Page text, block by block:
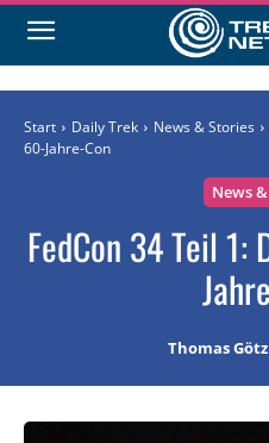
Start Daily Trek News & Stories
60-Jahre-Con
News
FedCon 34 Teil
Thomas Götz